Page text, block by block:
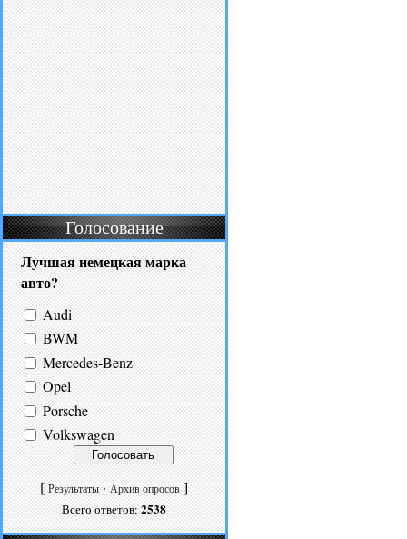
Голосование
Лучшая немецкая марка
авто?
Audi
BWM
Mercedes-Benz
Opel
Porsche
Volkswagen
[Результаты·Архив опросов]
Всего ответов:2538